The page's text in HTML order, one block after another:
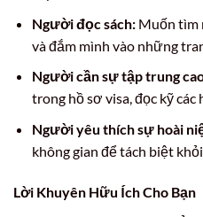
Người đọc sách:Muốn tìm
và đắm mình vào những
Người cần sự tập trung
trong hồ sơ visa, đọc kỹ
Người yêu thích sự hoài
không gian để tách biệt
Lời Khuyên Hữu Ích Cho Bạn